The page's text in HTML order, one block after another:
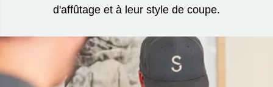
d'affûtage et à leur style de coupe.